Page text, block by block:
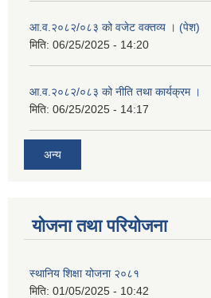
आ.व.२०८२/०८३ को वजेट वक्तव्य । (पेश)
मिति: 06/25/2025 - 14:20
आ.व.२०८२/०८३ को नीति तथा कार्यक्रम ।
मिति: 06/25/2025 - 14:17
अन्य
योजना तथा परियोजना
स्थानिय शिक्षा योजना २०८१
मिति: 01/05/2025 - 10:42